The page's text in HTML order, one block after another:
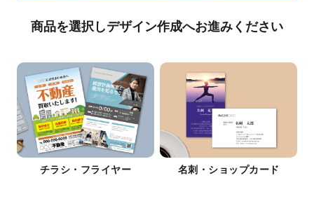
商品を選択しデザイン作成へお進みください
チラシ・フライヤー 名刺・ショップカード